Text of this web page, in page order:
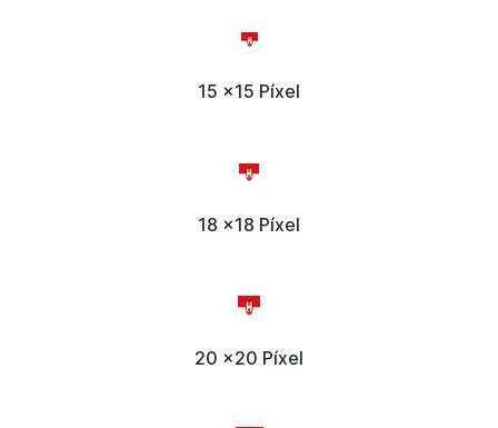
15 x15 Píxel
18 x18 Píxel
20 x20 Píxel